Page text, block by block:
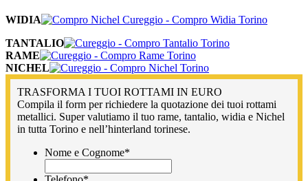
WIDIA
TANTALIO
RAME
NICHEL
TRASFORMA I TUOI ROTTAMI IN EURO
Compila il form per richiedere la quotazione dei tuoi rottami
metallici. Super valutiamo il tuo rame, tantalio, widia e Nichel
in tutta Torino e nell’hinterland torinese.
Nome e Cognome*